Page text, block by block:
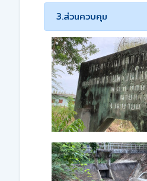
3.ส่วนควบคุม